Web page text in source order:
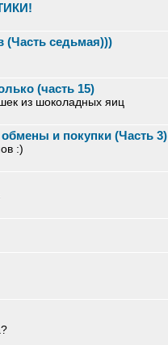
(Часть cедьмая)))
(часть 15)
из шоколадных яиц
и покупки (Часть 3)
:)